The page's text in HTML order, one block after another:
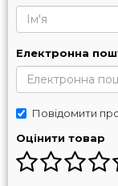
Електронна
Повідомити
Оцінити товар